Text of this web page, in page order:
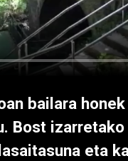
bailara
Bost
eta